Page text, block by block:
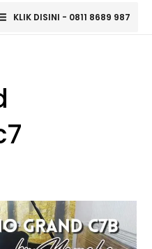
KLIK DISINI - 0811 8689 987